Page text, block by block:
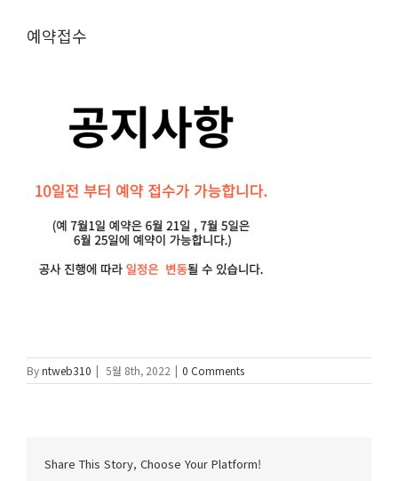
예약접수
Byntweb310 | 5월 8th, 2022 | 0 Comments
Share This Story, Choose Your Platform!